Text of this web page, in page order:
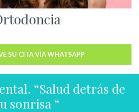
SU CITA VÍA WHATSAPP
“Salud detrás de
sonrisa “